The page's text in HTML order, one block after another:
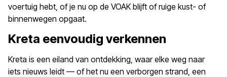
voertuig hebt, of je nu op de VOAK blijft of ruige kust- of
binnenwegen opgaat.
Kreta eenvoudig verkennen
Kreta is een eiland van ontdekking, waar elke weg naar
iets nieuws leidt — of het nu een verborgen strand, een